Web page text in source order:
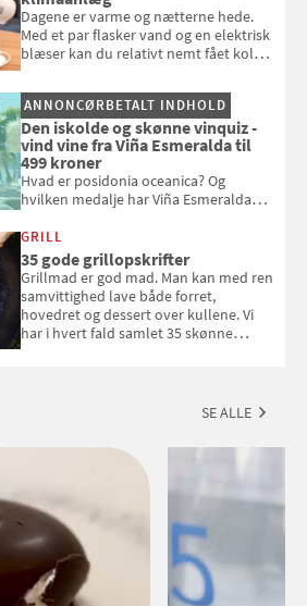
Dagene er varme og nætterne hede.
Med et par flasker vand og en elektrisk
blæser kan du relativt nemt fået koldt
og se, hvordan du gør
ANNONCØRBETALT INDHOLD
Den iskolde og skønne vinquiz -
vind vine fra Viña Esmeralda til
499 kroner
Hvad er posidonia oceanica? Og
hvilken medalje har Viña Esmeralda
med i Samvirkes skønne vinquiz, hvor
du kan vinde 6 flasker vin fra Viña
Esmeralda. Konkurrencen slutter 1.
september 2026.
GRILL
35 gode grillopskrifter
Grillmad er god mad. Man kan med ren
samvittighed lave både forret,
hovedret og dessert over kullene. Vi
har i hvert fald samlet 35 skønne
SE ALLE